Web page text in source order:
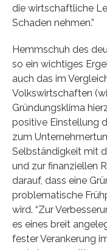
die wirtschaftliche
Schaden nehmen.”
Hemmschuh des
so ein wichtiges
auch das im
Volkswirtschaften
Gründungsklima
positive Einstellung
zum
Selbständigkeit mit
und zur finanziellen
darauf, dass eine
problematische
wird. “Zur
es eines breit
fester Verankerung